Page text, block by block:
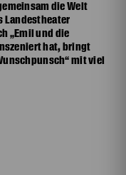
die Welt
Landestheater
„Emil und die
hat, bringt
mit viel